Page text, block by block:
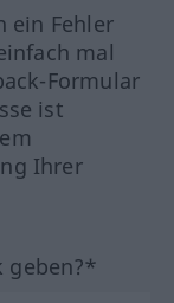
ein Fehler
mal
Formular
ist
Ihrer
geben?*